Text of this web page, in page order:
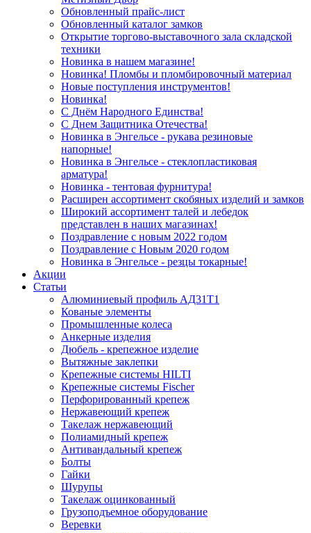
Обновленный прайс-лист
Обновленный каталог замков
Открытие торгово-выставочного зала складской
техники
Новинка в нашем магазине!
Новинка! Пломбы и пломбировочный материал
Новые поступления инструментов!
Новинка!
С Днём Народного Единства!
С Днем Защитника Отечества!
Новинка в Энгельсе - рукава резиновые
напорные!
Новинка в Энгельсе - стеклопластиковая
арматура!
Новинка - тентовая фурнитура!
Расширен ассортимент скобяных изделий и замков
Широкий ассортимент талей и лебедок
представлен в наших магазинах!
Поздравление с новым 2022 годом
Поздравление с Новым 2020 годом
Новинка в Энгельсе - резцы токарные!
Акции
Статьи
Алюминиевый профиль АД31Т1
Кованые элементы
Промышленные колеса
Анкерные изделия
Дюбель - крепежное изделие
Вытяжные заклепки
Крепежные системы HILTI
Крепежные системы Fischer
Перфорированный крепеж
Нержавеющий крепеж
Такелаж нержавеющий
Полиамидный крепеж
Антивандальный крепеж
Болты
Гайки
Шурупы
Такелаж оцинкованный
Грузоподъемное оборудование
Веревки